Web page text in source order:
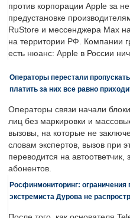
против корпорации Apple за
предустановке
RuStore и мессенджера Max
на территории РФ. Компании
есть нюанс: Apple в России
Операторы перестали
платить за них все равно
Операторы связи начали
лиц без маркировки и
вызовы, на которые не
словам экспертов, вызов при
переводится на
абонентов.
Росфинмониторинг: ограничения
экстремиста Дурова не